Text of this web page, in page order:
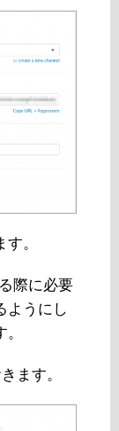
。
際に必要
ようにし
ます。